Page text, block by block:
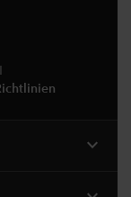
expand_more